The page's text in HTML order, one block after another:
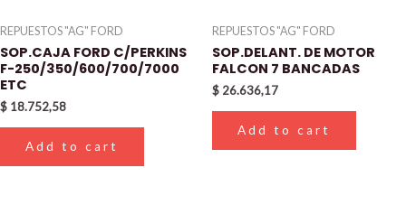
REPUESTOS "AG" FORD
SOP.CAJA FORD C/PERKINS
F-250/350/600/700/7000
ETC
$ 18.752,58
Add to cart
REPUESTOS "AG" FORD
SOP.DELANT. DE MOTOR
FALCON 7 BANCADAS
$ 26.636,17
Add to cart